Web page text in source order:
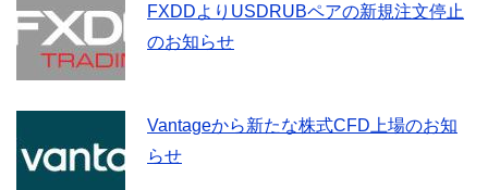
FXDDよりUSDRUBペアの新規注文停止
のお知らせ
Vantageから新たな株式CFD上場のお知
らせ